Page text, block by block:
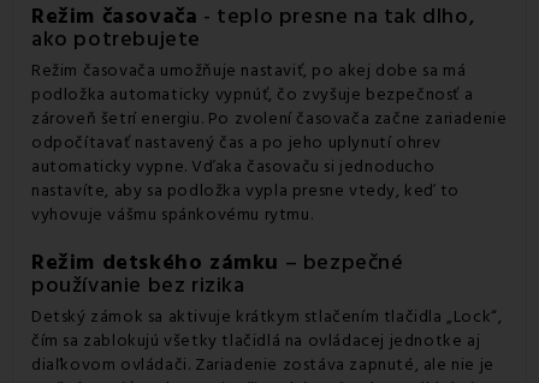
Režim časovača - teplo presne na tak dlho,
ako potrebujete
Režim časovača umožňuje nastaviť, po akej dobe sa má
podložka automaticky vypnúť, čo zvyšuje bezpečnosť a
zároveň šetrí energiu. Po zvolení časovača začne zariadenie
odpočítavať nastavený čas a po jeho uplynutí ohrev
automaticky vypne. Vďaka časovaču si jednoducho
nastavíte, aby sa podložka vypla presne vtedy, keď to
vyhovuje vášmu spánkovému rytmu.
Režim detského zámku – bezpečné
používanie bez rizika
Detský zámok sa aktivuje krátkym stlačením tlačidla „Lock“,
čím sa zablokujú všetky tlačidlá na ovládacej jednotke aj
diaľkovom ovládači. Zariadenie zostáva zapnuté, ale nie je